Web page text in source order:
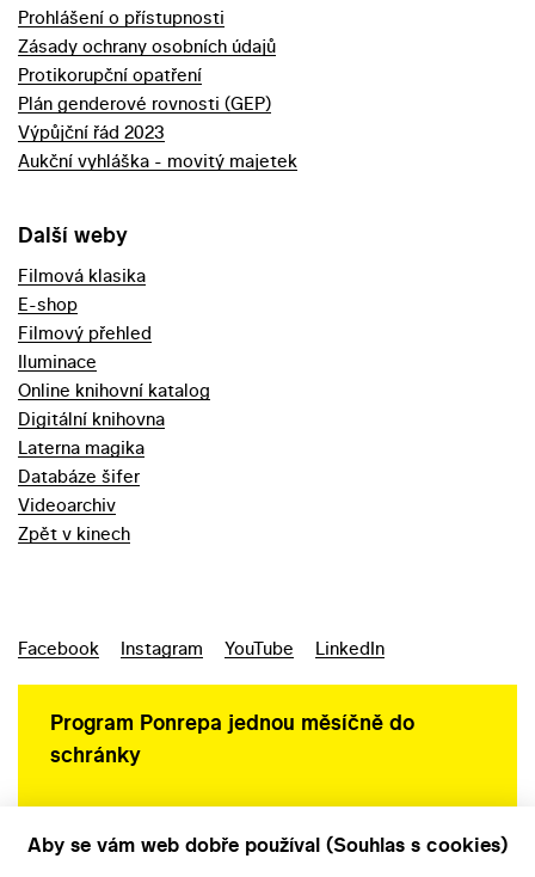
Prohlášení o přístupnosti
Zásady ochrany osobních údajů
Protikorupční opatření
Plán genderové rovnosti (GEP)
Výpůjční řád 2023
Aukční vyhláška - movitý majetek
Další weby
Filmová klasika
E-shop
Filmový přehled
Iluminace
Online knihovní katalog
Digitální knihovna
Laterna magika
Databáze šifer
Videoarchiv
Zpět v kinech
Facebook Instagram YouTube LinkedIn
Program Ponrepa jednou měsíčně do
schránky
Aby se vám web dobře používal (Souhlas s cookies)